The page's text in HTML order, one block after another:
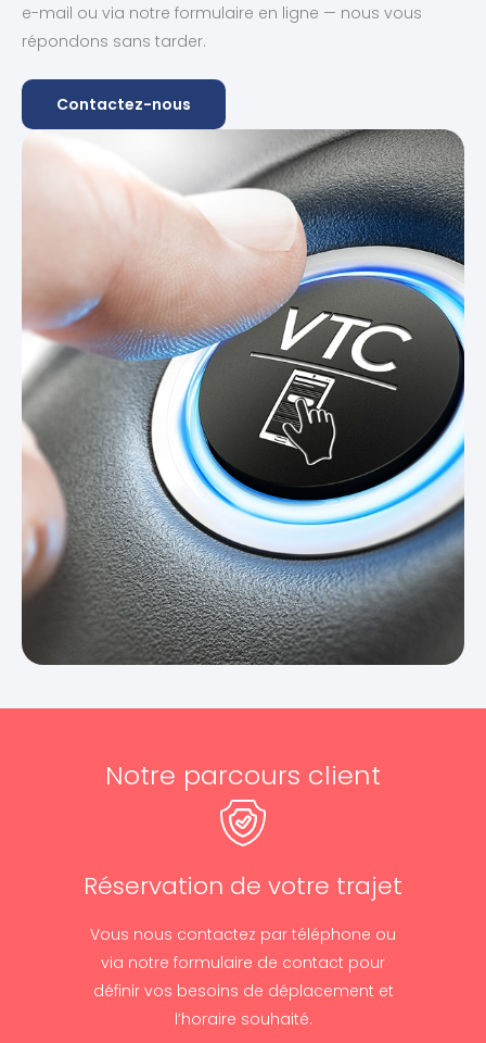
e-mail ou via notre formulaire en ligne — nous vous
répondons sans tarder.
Contactez-nous
Notre parcours client
Réservation de votre trajet
Vous nous contactez par téléphone ou
via notre formulaire de contact pour
définir vos besoins de déplacement et
l’horaire souhaité.